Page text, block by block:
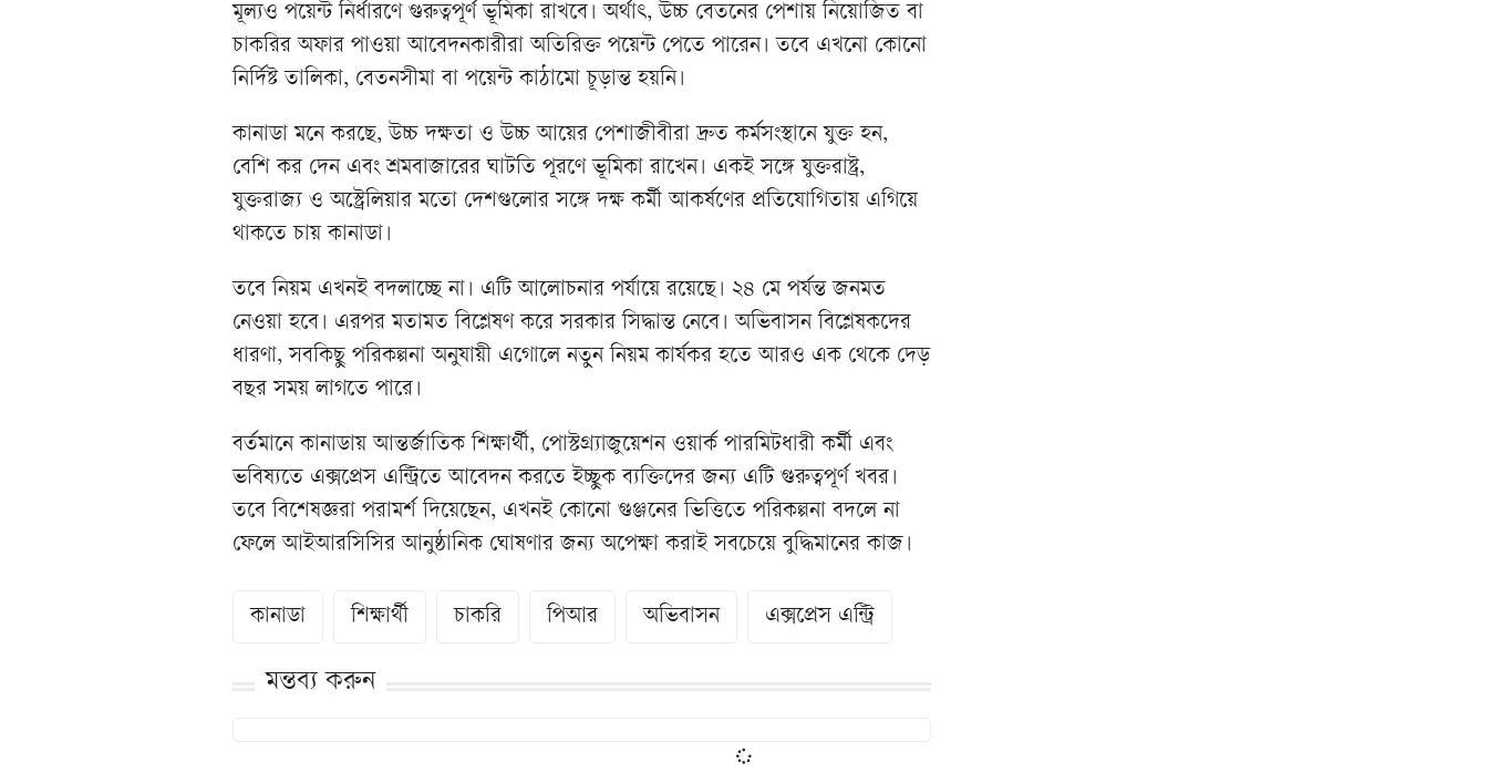
মূল্যও পয়েন্ট নির্ধারণে গুরুত্বপূর্ণ ভূমিকা রাখবে। অর্থাৎ, উচ্চ বেতনের পেশায় নিয়োজিত বা
চাকরির অফার পাওয়া আবেদনকারীরা অতিরিক্ত পয়েন্ট পেতে পারেন। তবে এখনো কোনো
নির্দিষ্ট তালিকা, বেতনসীমা বা পয়েন্ট কাঠামো চূড়ান্ত হয়নি।
কানাডা মনে করছে, উচ্চ দক্ষতা ও উচ্চ আয়ের পেশাজীবীরা দ্রুত কর্মসংস্থানে যুক্ত হন,
বেশি কর দেন এবং শ্রমবাজারের ঘাটতি পূরণে ভূমিকা রাখেন। একই সঙ্গে যুক্তরাষ্ট্র,
যুক্তরাজ্য ও অস্ট্রেলিয়ার মতো দেশগুলোর সঙ্গে দক্ষ কর্মী আকর্ষণের প্রতিযোগিতায় এগিয়ে
থাকতে চায় কানাডা।
তবে নিয়ম এখনই বদলাচ্ছে না। এটি আলোচনার পর্যায়ে রয়েছে। ২৪ মে পর্যন্ত জনমত
নেওয়া হবে। এরপর মতামত বিশ্লেষণ করে সরকার সিদ্ধান্ত নেবে। অভিবাসন বিশ্লেষকদের
ধারণা, সবকিছু পরিকল্পনা অনুযায়ী এগোলে নতুন নিয়ম কার্যকর হতে আরও এক থেকে দেড়
বছর সময় লাগতে পারে।
বর্তমানে কানাডায় আন্তর্জাতিক শিক্ষার্থী, পোস্টগ্র্যাজুয়েশন ওয়ার্ক পারমিটধারী কর্মী এবং
ভবিষ্যতে এক্সপ্রেস এন্ট্রিতে আবেদন করতে ইচ্ছুক ব্যক্তিদের জন্য এটি গুরুত্বপূর্ণ খবর।
তবে বিশেষজ্ঞরা পরামর্শ দিয়েছেন, এখনই কোনো গুঞ্জনের ভিত্তিতে পরিকল্পনা বদলে না
ফেলে আইআরসিসির আনুষ্ঠানিক ঘোষণার জন্য অপেক্ষা করাই সবচেয়ে বুদ্ধিমানের কাজ।
কানাডা শিক্ষার্থী চাকরি পিআর অভিবাসন এক্সপ্রেস এন্ট্রি
মন্তব্য করুন